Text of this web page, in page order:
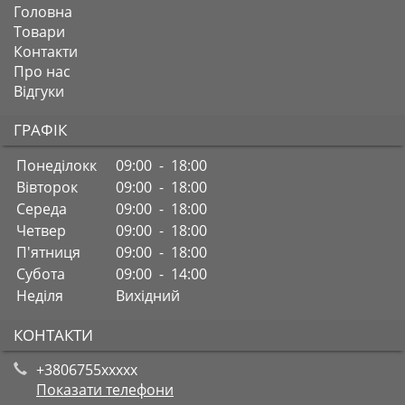
Головна
Товари
Контакти
Про нас
Відгуки
ГРАФІК
Понеділокк
09:00 - 18:00
Вівторок
09:00 - 18:00
Середа
09:00 - 18:00
Четвер
09:00 - 18:00
П'ятниця
09:00 - 18:00
Субота
09:00 - 14:00
Неділя
Вихідний
КОНТАКТИ
+3806755xxxxx
Показати телефони